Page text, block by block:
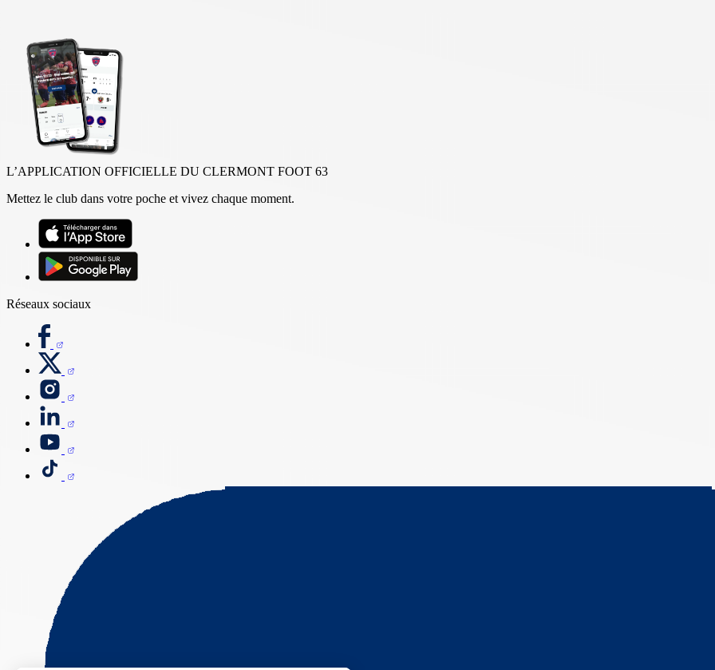
L’APPLICATION OFFICIELLE DU CLERMONT FOOT 63
Mettez le club dans votre poche et vivez chaque moment.
Réseaux sociaux